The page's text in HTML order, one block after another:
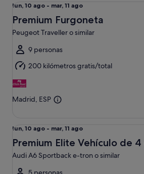
Del
lun,
10
ago
al
mar,
11
ago
lun, 10 ago - mar, 11 ago
Premium Furgoneta
Peugeot Traveller o similar
9 personas
200 kilómetros gratis/total
Madrid, ESP
Del
lun,
10
ago
al
lun, 10 ago - mar, 11 ago
Premium Elite Vehículo de
Audi A6 Sportback e-tron o similar